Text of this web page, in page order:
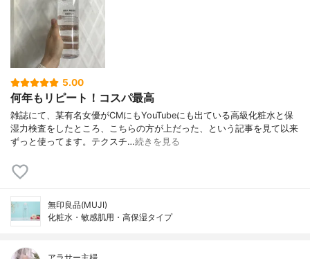
5.00
何年もリピート！コスパ最高
雑誌にて、某有名女優がCMにもYouTubeにも出ている高級化粧水と保
湿力検査をしたところ、こちらの方が上だった、という記事を見て以来
ずっと使ってます。テクスチ…続きを見る
無印良品(MUJI)
化粧水・敏感肌用・高保湿タイプ